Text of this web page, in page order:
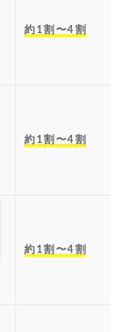
約1割〜4割
約1割〜4割
約1割〜4割